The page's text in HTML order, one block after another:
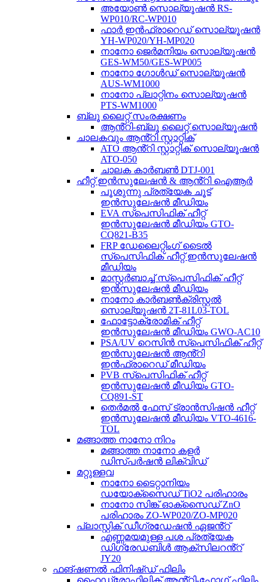
അയോൺ സൊല്യൂഷൻ RS-
WP010/RC-WP010
ഫാർ ഇൻഫ്രാറെഡ് സൊല്യൂഷൻ
YH-WP020/YH-MP020
നാനോ ജെർമനിയം സൊല്യൂഷൻ
GES-WM50/GES-WP005
നാനോ ഗോൾഡ് സൊല്യൂഷൻ
AUS-WM1000
നാനോ പ്ലാറ്റിനം സൊല്യൂഷൻ
PTS-WM1000
ബ്ലൂ ലൈറ്റ് സംരക്ഷണം
ആൻ്റി-ബ്ലൂ ലൈറ്റ് സൊല്യൂഷൻ
ചാലകവും ആൻ്റി സ്റ്റാറ്റിക്
ATO ആൻ്റി സ്റ്റാറ്റിക് സൊല്യൂഷൻ
ATO-050
ചാലക കാർബൺ DTJ-001
ഹീറ്റ് ഇൻസുലേഷൻ & ആൻ്റി ഐആർ
പൂശുന്നു പ്രത്യേക ചൂട്
ഇൻസുലേഷൻ മീഡിയം
EVA സ്പെസിഫിക് ഹീറ്റ്
ഇൻസുലേഷൻ മീഡിയം GTO-
CQ821-B35
FRP ഡേലൈറ്റിംഗ് ടൈൽ
സ്പെസിഫിക് ഹീറ്റ് ഇൻസുലേഷൻ
മീഡിയം
മാസ്റ്റർബാച്ച് സ്പെസിഫിക് ഹീറ്റ്
ഇൻസുലേഷൻ മീഡിയം
നാനോ കാർബൺക്രിസ്റ്റൽ
സൊല്യൂഷൻ 2T-81L03-TOL
ഫോട്ടോക്രോമിക് ഹീറ്റ്
ഇൻസുലേഷൻ മീഡിയം GWO-AC10
PSA/UV റെസിൻ സ്പെസിഫിക് ഹീറ്റ്
ഇൻസുലേഷൻ ആൻ്റി
ഇൻഫ്രാറെഡ് മീഡിയം
PVB സ്പെസിഫിക് ഹീറ്റ്
ഇൻസുലേഷൻ മീഡിയം GTO-
CQ891-ST
തെർമൽ ഫേസ് ട്രാൻസിഷൻ ഹീറ്റ്
ഇൻസുലേഷൻ മീഡിയം VTO-4616-
TOL
മങ്ങാത്ത നാനോ നിറം
മങ്ങാത്ത നാനോ കളർ
ഡിസ്പർഷൻ ലിക്വിഡ്
മറ്റുള്ളവ
നാനോ ടൈറ്റാനിയം
ഡയോക്സൈഡ് TiO2 പരിഹാരം
നാനോ സിങ്ക് ഓക്സൈഡ് ZnO
പരിഹാരം ZO-WP020/ZO-MP020
പ്ലാസ്റ്റിക് ഡീഗ്രഡേഷൻ ഏജൻ്റ്
എണ്ണമയമുള്ള പശ പ്രത്യേക
ഡിഗ്രേഡബിൾ ആക്സിലറൻ്റ്
JY20
ഫങ്ഷണൽ ഫിനിഷ്ഡ് ഫിലിം
ഹൈഡ്രോഫിലിക് ആൻ്റി-ഫോഗ് ഫിലിം